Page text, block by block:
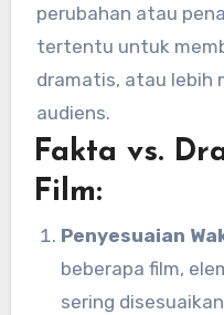
perubahan atau
tertentu untuk
dramatis, atau lebih
audiens.
Fakta vs.
Film:
Penyesuaian
beberapa film,
sering